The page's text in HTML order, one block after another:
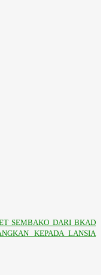
SEMBAKO DARI BKAD
KEPADA LANSIA